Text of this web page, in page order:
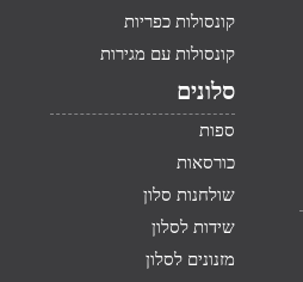
קונסולות כפריות
קונסולות עם מגירות
סלונים
ספות
כורסאות
שולחנות סלון
שידות לסלון
מזנונים לסלון